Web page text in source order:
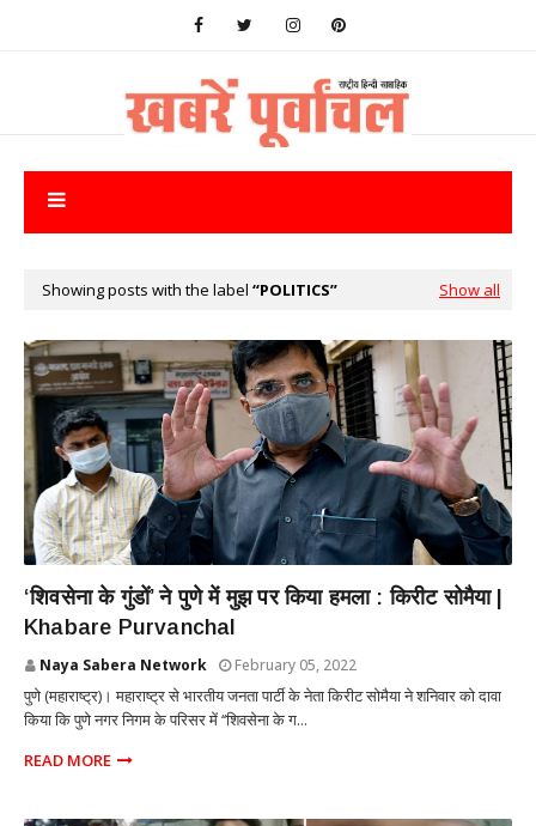
Showing posts with the label POLITICS Show all
‘शिवसेना के गुंडों’ ने पुणे में मुझ पर किया हमला : किरीट सोमैया |
Khabare Purvanchal
Naya Sabera Network February 05, 2022
पुणे (महाराष्ट्र)। महाराष्ट्र से भारतीय जनता पार्टी के नेता किरीट सोमैया ने शनिवार को दावा
किया कि पुणे नगर निगम के परिसर में ‘‘शिवसेना के ग...
READ MORE